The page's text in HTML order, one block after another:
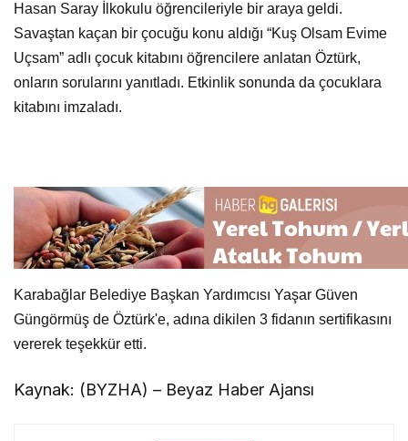
Hasan Saray İlkokulu öğrencileriyle bir araya geldi.
Savaştan kaçan bir çocuğu konu aldığı “Kuş Olsam Evime
Uçsam” adlı çocuk kitabını öğrencilere anlatan Öztürk,
onların sorularını yanıtladı. Etkinlik sonunda da çocuklara
kitabını imzaladı.
Karabağlar Belediye Başkan Yardımcısı Yaşar Güven
Güngörmüş de Öztürk'e, adına dikilen 3 fidanın sertifikasını
vererek teşekkür etti.
Kaynak: (BYZHA) – Beyaz Haber Ajansı